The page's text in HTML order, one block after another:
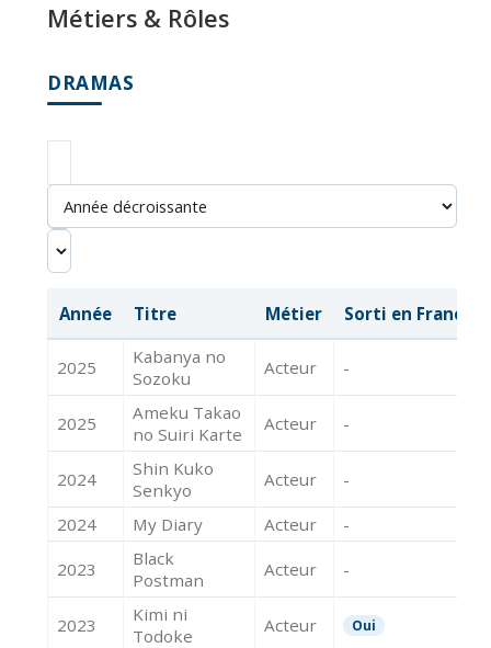
Métiers & Rôles
DRAMAS
Année Titre Métier Sorti en France
2025
Kabanya no
Sozoku
Acteur -
2025
Ameku Takao
no Suiri Karte
Acteur -
2024
Shin Kuko
Senkyo
Acteur -
2024 My Diary Acteur -
2023
Black
Postman
Acteur -
2023
Kimi ni
Todoke
Acteur Oui